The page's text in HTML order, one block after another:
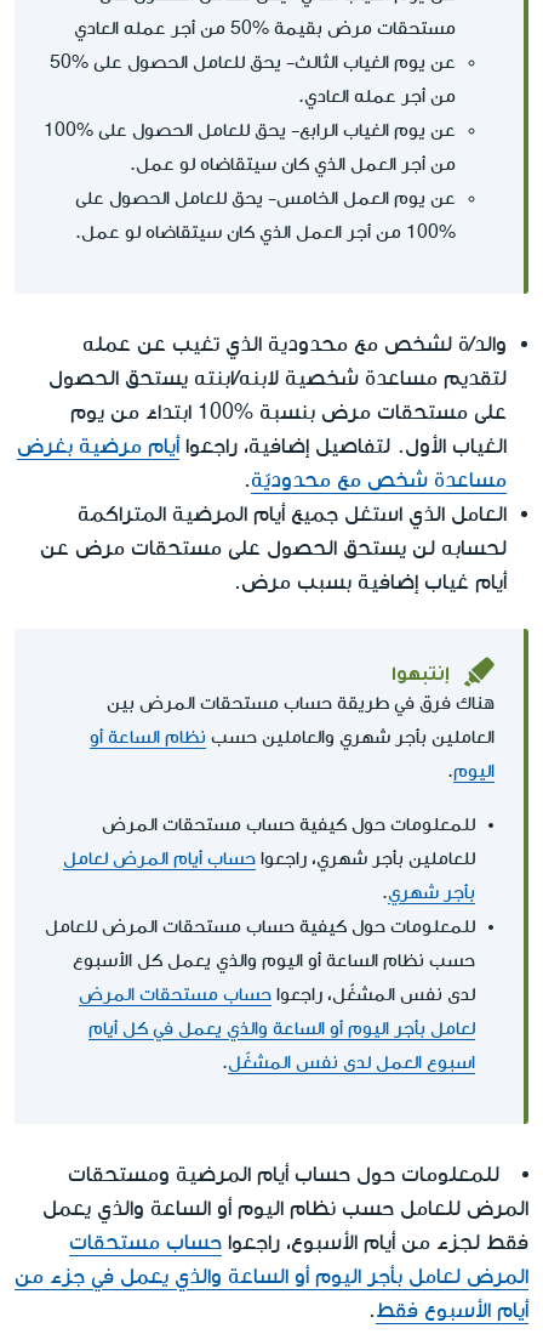
مستحقات مرض بقيمة %50 من أجر عمله العادي
عن يوم الغياب الثالث- يحق للعامل الحصول على %50
من أجر عمله العادي.
عن يوم الغياب الرابع- يحق للعامل الحصول على %100
من أجر العمل الذي كان سيتقاضاه لو عمل.
عن يوم العمل الخامس- يحق للعامل الحصول على
%100 من أجر العمل الذي كان سيتقاضاه لو عمل.
والد/ة لشخص مع محدودية الذي تغيب عن عمله
لتقديم مساعدة شخصية لابنه/ابنته يستحق الحصول
على مستحقات مرض بنسبة %100 ابتداءً من يوم
الغياب الأول. لتفاصيل إضافية، راجعواأيام مرضية بغرض
مساعدة شخص مع محدوديّة.
العامل الذي استغل جميع أيام المرضية المتراكمة
لحسابه لن يستحق الحصول على مستحقات مرض عن
أيام غياب إضافية بسبب مرض.
إنتبهوا
هناك فرق في طريقة حساب مستحقات المرض بين
العاملين بأجر شهري والعاملين حسب نظام الساعة أو
اليوم.
للمعلومات حول كيفية حساب مستحقات المرض
للعاملين بأجر شهري، راجعوا حساب أيام المرض لعامل
بأجر شهري.
للمعلومات حول كيفية حساب مستحقات المرض للعامل
حسب نظام الساعة أو اليوم والذي يعمل كل الأسبوع
لدى نفس المشغّل، راجعوا حساب مستحقات المرض
لعامل بأجر اليوم أو الساعة والذي يعمل في كل أيام
اسبوع العمل لدى نفس المشغّل.
للمعلومات حول حساب أيام المرضية ومستحقات
المرض للعامل حسب نظام اليوم أو الساعة والذي يعمل
فقط لجزء من أيام الأسبوع، راجعوا حساب مستحقات
المرض لعامل بأجر اليوم أو الساعة والذي يعمل في جزء من
أيام الأسبوع فقط.